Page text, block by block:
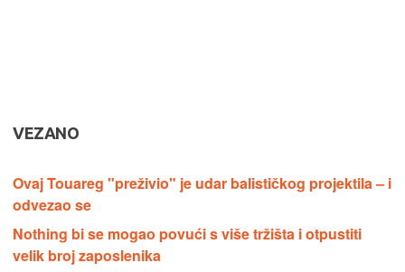
VEZANO
Ovaj Touareg "preživio" je udar balističkog projektila – i
odvezao se
Nothing bi se mogao povući s više tržišta i otpustiti
velik broj zaposlenika